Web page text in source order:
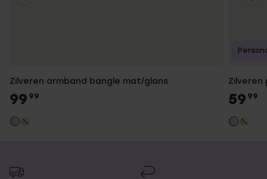
Zilveren armband bangle mat/glans
99 99 59 99